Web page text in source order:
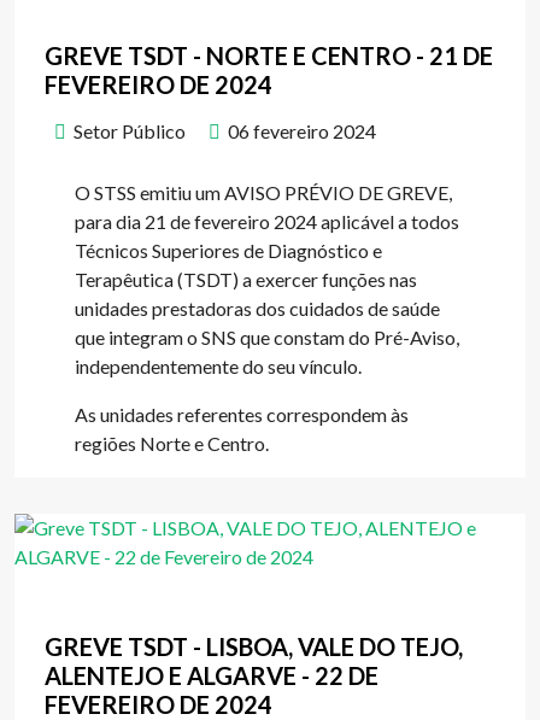
GREVE TSDT - NORTE E CENTRO - 21 DE
FEVEREIRO DE 2024
Setor Público 06 fevereiro 2024
O STSS emitiu um AVISO PRÉVIO DE GREVE,
para dia 21 de fevereiro 2024 aplicável a todos
Técnicos Superiores de Diagnóstico e
Terapêutica (TSDT) a exercer funções nas
unidades prestadoras dos cuidados de saúde
que integram o SNS que constam do Pré-Aviso,
independentemente do seu vínculo.
As unidades referentes correspondem às
regiões Norte e Centro.
GREVE TSDT - LISBOA, VALE DO TEJO,
ALENTEJO E ALGARVE - 22 DE
FEVEREIRO DE 2024